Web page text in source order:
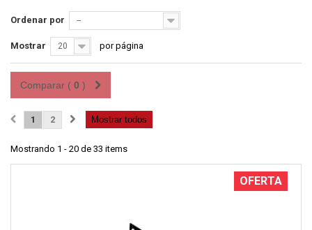
Ordenar por --
Mostrar 20 por página
Comparar ( 0 )
Mostrar todos
1 2
Mostrando 1 - 20 de 33 items
OFERTA